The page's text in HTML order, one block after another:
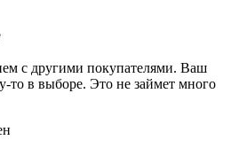
с другими покупателями. Ваш
то в выборе. Это не займет много